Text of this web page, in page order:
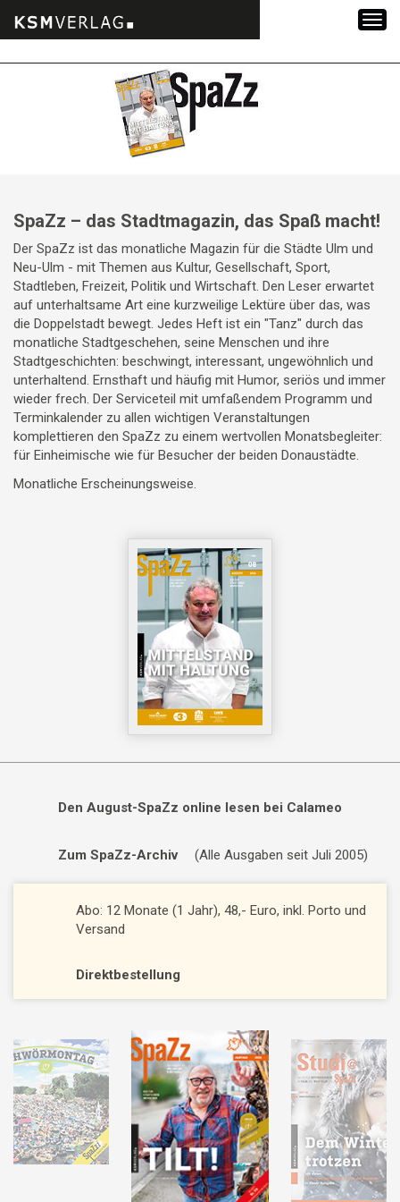
SpaZz – das Stadtmagazin, das Spaß macht!
Der SpaZz ist das monatliche Magazin für die Städte Ulm und
Neu-Ulm - mit Themen aus Kultur, Gesellschaft, Sport,
Stadtleben, Freizeit, Politik und Wirtschaft. Den Leser erwartet
auf unterhaltsame Art eine kurzweilige Lektüre über das, was
die Doppelstadt bewegt. Jedes Heft ist ein "Tanz" durch das
monatliche Stadtgeschehen, seine Menschen und ihre
Stadtgeschichten: beschwingt, interessant, ungewöhnlich und
unterhaltend. Ernsthaft und häufig mit Humor, seriös und immer
wieder frech. Der Serviceteil mit umfaßendem Programm und
Terminkalender zu allen wichtigen Veranstaltungen
komplettieren den SpaZz zu einem wertvollen Monatsbegleiter:
für Einheimische wie für Besucher der beiden Donaustädte.
Monatliche Erscheinungsweise.
Den August-SpaZz online lesen bei Calameo
Zum SpaZz-Archiv (Alle Ausgaben seit Juli 2005)
Abo: 12 Monate (1 Jahr), 48,- Euro, inkl. Porto und
Versand
Direktbestellung